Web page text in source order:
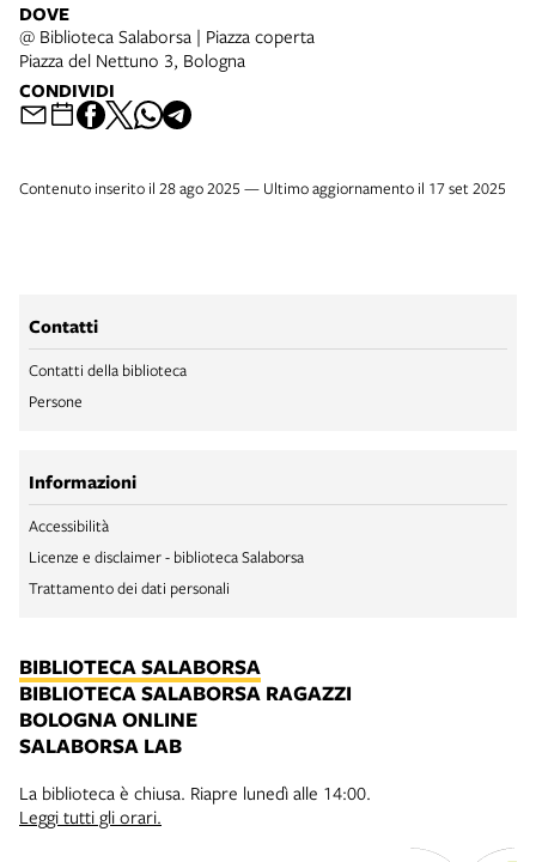
DOVE
@ Biblioteca Salaborsa | Piazza coperta
Piazza del Nettuno 3, Bologna
CONDIVIDI
Contenuto inserito il 28 ago 2025 — Ultimo aggiornamento il 17 set 2025
Contatti
Contatti della biblioteca
Persone
Informazioni
Accessibilità
Licenze e disclaimer - biblioteca Salaborsa
Trattamento dei dati personali
BIBLIOTECA SALABORSA
BIBLIOTECA SALABORSA RAGAZZI
BOLOGNA ONLINE
SALABORSA LAB
La biblioteca è chiusa. Riapre lunedì alle 14:00.
Leggi tutti gli orari.